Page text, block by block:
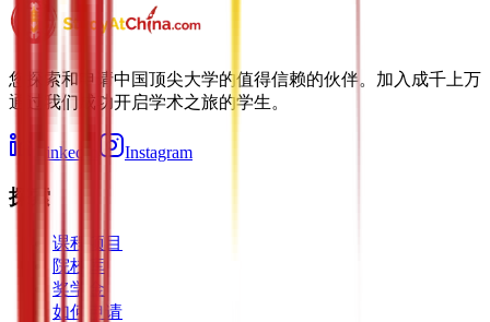
您探索和申请中国顶尖大学的值得信赖的伙伴。加入成千上万
通过我们成功开启学术之旅的学生。
LinkedIn Instagram
探索
课程项目
院校库
奖学金
如何申请